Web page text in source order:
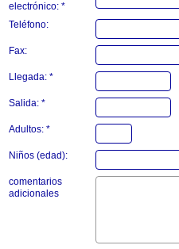
electrónico: *
Teléfono:
Fax:
Llegada: *
Salida: *
Adultos: *
Niños (edad):
comentarios
adicionales